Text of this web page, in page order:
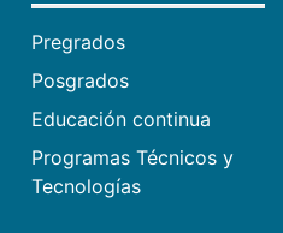
Pregrados
Posgrados
Educación continua
Programas Técnicos y
Tecnologías